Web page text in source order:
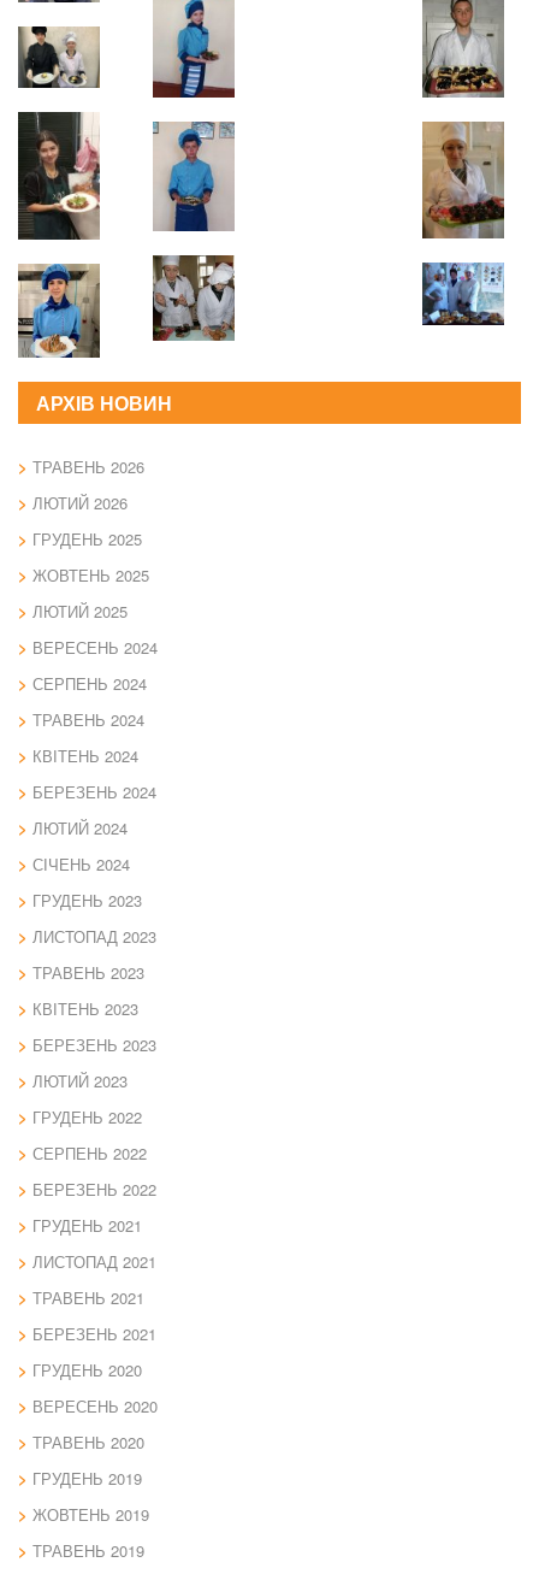
АРХІВ НОВИН
ТРАВЕНЬ 2026
ЛЮТИЙ 2026
ГРУДЕНЬ 2025
ЖОВТЕНЬ 2025
ЛЮТИЙ 2025
ВЕРЕСЕНЬ 2024
СЕРПЕНЬ 2024
ТРАВЕНЬ 2024
КВІТЕНЬ 2024
БЕРЕЗЕНЬ 2024
ЛЮТИЙ 2024
СІЧЕНЬ 2024
ГРУДЕНЬ 2023
ЛИСТОПАД 2023
ТРАВЕНЬ 2023
КВІТЕНЬ 2023
БЕРЕЗЕНЬ 2023
ЛЮТИЙ 2023
ГРУДЕНЬ 2022
СЕРПЕНЬ 2022
БЕРЕЗЕНЬ 2022
ГРУДЕНЬ 2021
ЛИСТОПАД 2021
ТРАВЕНЬ 2021
БЕРЕЗЕНЬ 2021
ГРУДЕНЬ 2020
ВЕРЕСЕНЬ 2020
ТРАВЕНЬ 2020
ГРУДЕНЬ 2019
ЖОВТЕНЬ 2019
ТРАВЕНЬ 2019